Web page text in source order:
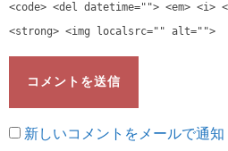
<code> <del datetime=""> <em>
<strong> <img localsrc="" alt="">
新しいコメントをメールで通知